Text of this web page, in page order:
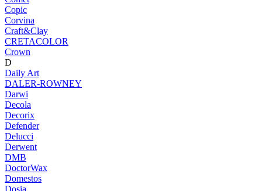
Copic
Corvina
Craft&Clay
CRETACOLOR
Crown
D
Daily Art
DALER-ROWNEY
Darwi
Decola
Decorix
Defender
Delucci
Derwent
DMB
DoctorWax
Domestos
Dosia